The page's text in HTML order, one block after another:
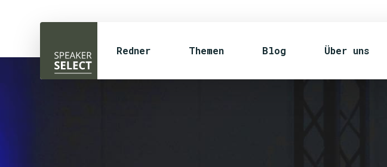
Redner Themen Blog Über uns